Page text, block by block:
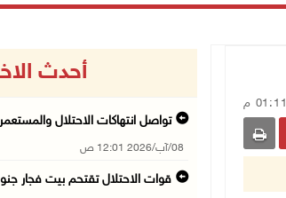
أحدث
تواصل انتهاكات الاحتلال
08/آب/2026 12:01 ص
قوات الاحتلال تقتحم بيت فجار